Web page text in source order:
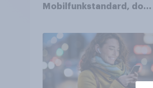
Mobilfunkstandard, doch